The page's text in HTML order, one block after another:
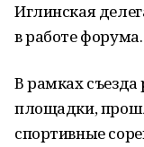
Иглинская
в работе форума.
В рамках
площадки,
спортивные